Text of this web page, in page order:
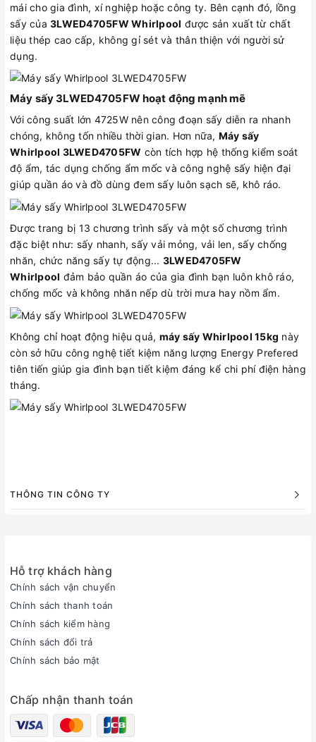
mái cho gia đình, xí nghiệp hoặc công ty. Bên cạnh đó, lồng
sấy của 3LWED4705FW Whirlpool được sản xuất từ chất
liệu thép cao cấp, không gỉ sét và thân thiện với người sử
dụng.
Máy sấy 3LWED4705FW hoạt động mạnh mẽ
Với công suất lớn 4725W nên công đoạn sấy diễn ra nhanh
chóng, không tốn nhiều thời gian. Hơn nữa, Máy sấy
Whirlpool 3LWED4705FW còn tích hợp hệ thống kiểm soát
độ ẩm, tác dụng chống ẩm mốc và công nghệ sấy hiện đại
giúp quần áo và đồ dùng đem sấy luôn sạch sẽ, khô ráo.
Được trang bị 13 chương trình sấy và một số chương trình
đặc biệt như: sấy nhanh, sấy vải mỏng, vải len, sấy chống
nhăn, chức năng sấy tự động... 3LWED4705FW
Whirlpool đảm bảo quần áo của gia đình bạn luôn khô ráo,
chống mốc và không nhăn nếp dù trời mưa hay nồm ẩm.
Không chỉ hoạt động hiệu quả, máy sấy Whirlpool 15kg này
còn sở hữu công nghệ tiết kiệm năng lượng Energy Prefered
tiên tiến giúp gia đình bạn tiết kiệm đáng kể chi phí điện hàng
tháng.
THÔNG TIN CÔNG TY
Hỗ trợ khách hàng
Chính sách vận chuyển
Chính sách thanh toán
Chính sách kiểm hàng
Chính sách đổi trả
Chính sách bảo mật
Chấp nhận thanh toán